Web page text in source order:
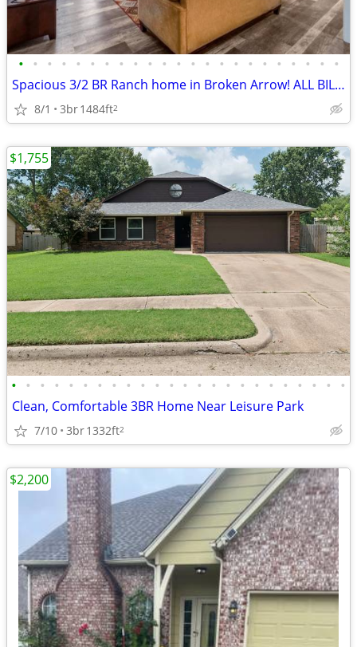
• • • • • • • • • • • • • • • • • • • • • • •
Spacious 3/2 BR Ranch home in Broken Arrow! ALL BILLS PAID!
8/1 3br1484ft2
• • • • • • • • • • • • • • • • • • • • • • • •
Clean, Comfortable 3BR Home Near Leisure Park
7/10 3br1332ft2
$1,755
$2,200